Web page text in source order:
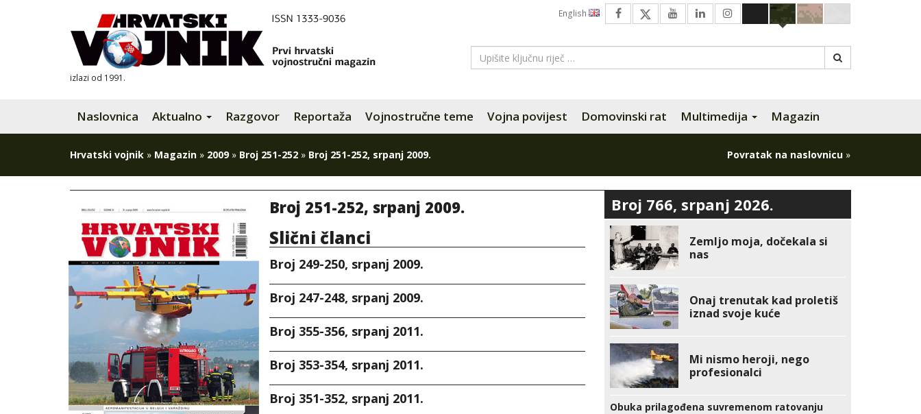
izlazi od 1991.
English
Naslovnica Aktualno Razgovor Reportaža Vojnostručne teme Vojna povijest Domovinski rat Multimedija Magazin
Hrvatski vojnik » Magazin » 2009» Broj 251-252 » Broj 251-252, srpanj 2009. Povratak na naslovnicu »
Broj 251-252, srpanj 2009.
Slični članci
Broj 249-250, srpanj 2009.
Broj 247-248, srpanj 2009.
Broj 355-356, srpanj 2011.
Broj 353-354, srpanj 2011.
Broj 351-352, srpanj 2011.
Broj 766, srpanj 2026.
Zemljo moja, dočekala si
nas
Onaj trenutak kad proletiš
iznad svoje kuće
Mi nismo heroji, nego
profesionalci
Obuka prilagođena suvremenom ratovanju